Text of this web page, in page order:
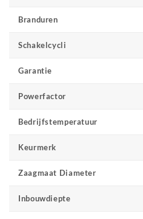
Branduren
Schakelcycli
Garantie
Powerfactor
Bedrijfstemperatuur
Keurmerk
Zaagmaat Diameter
Inbouwdiepte